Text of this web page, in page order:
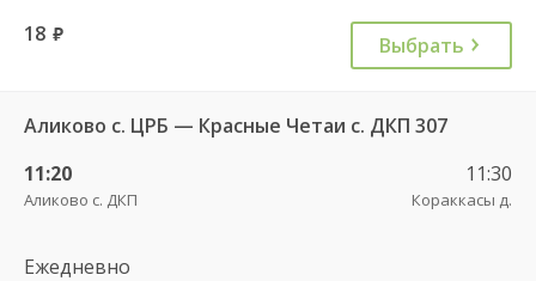
18 руб. Выбрать
Аликово с. ЦРБ — Красные Четаи с. ДКП 307
11:20
Аликово с. ДКП
11:30
Кораккасы д.
Ежедневно